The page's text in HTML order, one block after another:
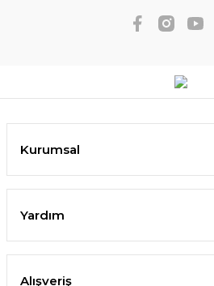
Kurumsal
Yardım
Alışveriş